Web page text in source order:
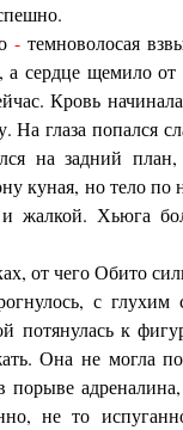
За 24
-темноволосая
сердце щемило от
Кровь
На глаза попался
на задний план,
куная, но тело по
жалкой. Хьюга
от чего Обито
с
к
Она не могла
порыве
не то